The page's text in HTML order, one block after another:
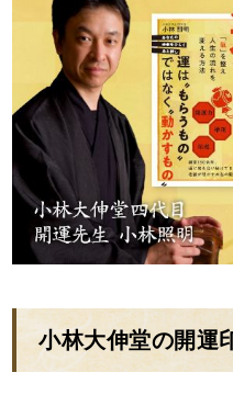
小林大伸堂の開運